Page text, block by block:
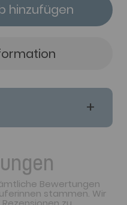
hinzufügen
Bewertungen
stammen. Wir